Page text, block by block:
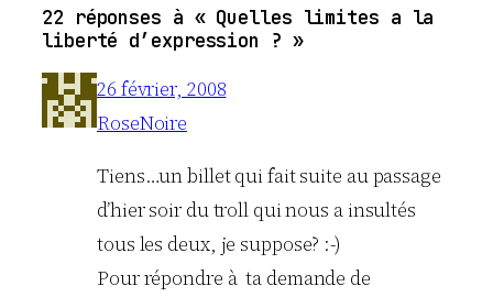
22 réponses à « Quelles limites a la
liberté d’expression ? »
26 février, 2008
RoseNoire
Tiens…un billet qui fait suite au passage
d’hier soir du troll qui nous a insultés
tous les deux, je suppose? :-)
Pour répondre à ta demande de